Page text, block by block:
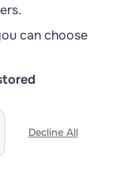
can choose
Decline All